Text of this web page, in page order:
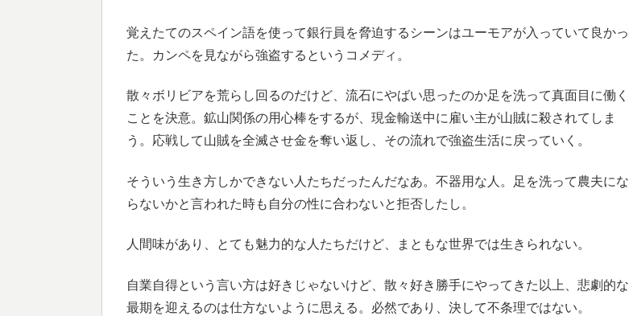
覚えたてのスペイン語を使って銀行員を脅迫するシーンはユーモアが入っていて良かっ
た。カンペを見ながら強盗するというコメディ。
散々ボリビアを荒らし回るのだけど、流石にやばい思ったのか足を洗って真面目に働く
ことを決意。鉱山関係の用心棒をするが、現金輸送中に雇い主が山賊に殺されてしま
う。応戦して山賊を全滅させ金を奪い返し、その流れで強盗生活に戻っていく。
そういう生き方しかできない人たちだったんだなあ。不器用な人。足を洗って農夫にな
らないかと言われた時も自分の性に合わないと拒否したし。
人間味があり、とても魅力的な人たちだけど、まともな世界では生きられない。
自業自得という言い方は好きじゃないけど、散々好き勝手にやってきた以上、悲劇的な
最期を迎えるのは仕方ないように思える。必然であり、決して不条理ではない。